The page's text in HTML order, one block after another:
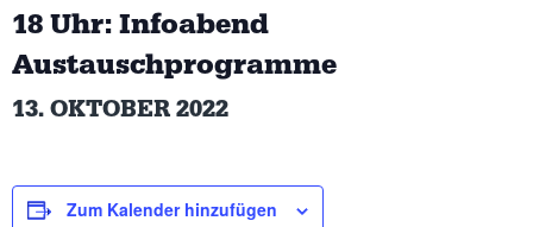
18 Uhr: Infoabend
Austauschprogramme
13. OKTOBER 2022
Zum Kalender hinzufügen